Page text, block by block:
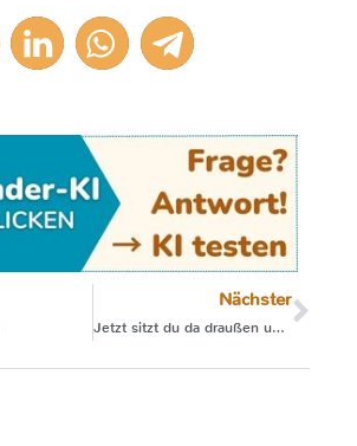
Nächster
Jetzt sitzt du da draußen und weinst, Mama